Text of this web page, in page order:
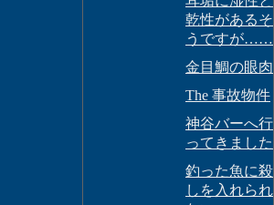
乾性があるそ
うですが……
金目鯛の眼肉
The 事故物件
神谷バーへ行
ってきました
釣った魚に殺
しを入れられ